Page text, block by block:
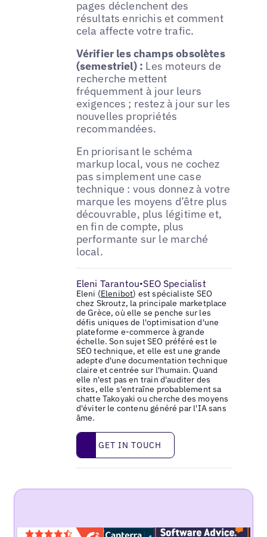
pages déclenchent des
résultats enrichis et comment
cela affecte votre trafic.
Vérifier les champs obsolètes
(semestriel) : Les moteurs de
recherche mettent
fréquemment à jour leurs
exigences ; restez à jour sur les
nouvelles propriétés
recommandées.
En priorisant le schéma
markup local, vous ne cochez
pas simplement une case
technique : vous donnez à votre
marque les moyens d’être plus
découvrable, plus légitime et,
en fin de compte, plus
performante sur le marché
local.
Eleni Tarantou•SEO Specialist
Eleni (Elenibot) est spécialiste SEO
chez Skroutz, la principale marketplace
de Grèce, où elle se penche sur les
défis uniques de l'optimisation d'une
plateforme e-commerce à grande
échelle. Son sujet SEO préféré est le
SEO technique, et elle est une grande
adepte d'une documentation technique
claire et centrée sur l'humain. Quand
elle n'est pas en train d'auditer des
sites, elle s'entraîne probablement sa
chatte Takoyaki ou cherche des moyens
d'éviter le contenu généré par l'IA sans
âme.
Get in touch
GET IN TOUCH